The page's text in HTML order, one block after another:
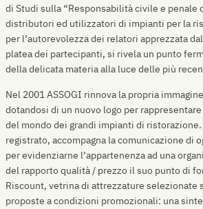
di Studi sulla “Responsabilità civile e penale
distributori ed utilizzatori di impianti per la
per l’autorevolezza dei relatori apprezzata
platea dei partecipanti, si rivela un punto
della delicata materia alla luce delle più
Nel 2001 ASSOGI rinnova la propria
dotandosi di un nuovo logo per
del mondo dei grandi impianti di ristorazione.
registrato, accompagna la comunicazione di
per evidenziarne l’appartenenza ad una
del rapporto qualità / prezzo il suo punto di
Riscount, vetrina di attrezzature selezionate
proposte a condizioni promozionali: una